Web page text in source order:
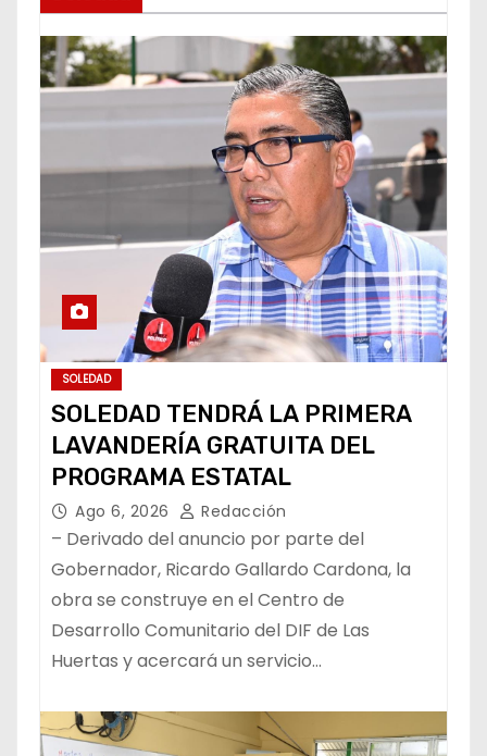
SOLEDAD
SOLEDAD TENDRÁ LA PRIMERA
LAVANDERÍA GRATUITA DEL
PROGRAMA ESTATAL
Ago 6, 2026 Redacción
– Derivado del anuncio por parte del
Gobernador, Ricardo Gallardo Cardona, la
obra se construye en el Centro de
Desarrollo Comunitario del DIF de Las
Huertas y acercará un servicio…